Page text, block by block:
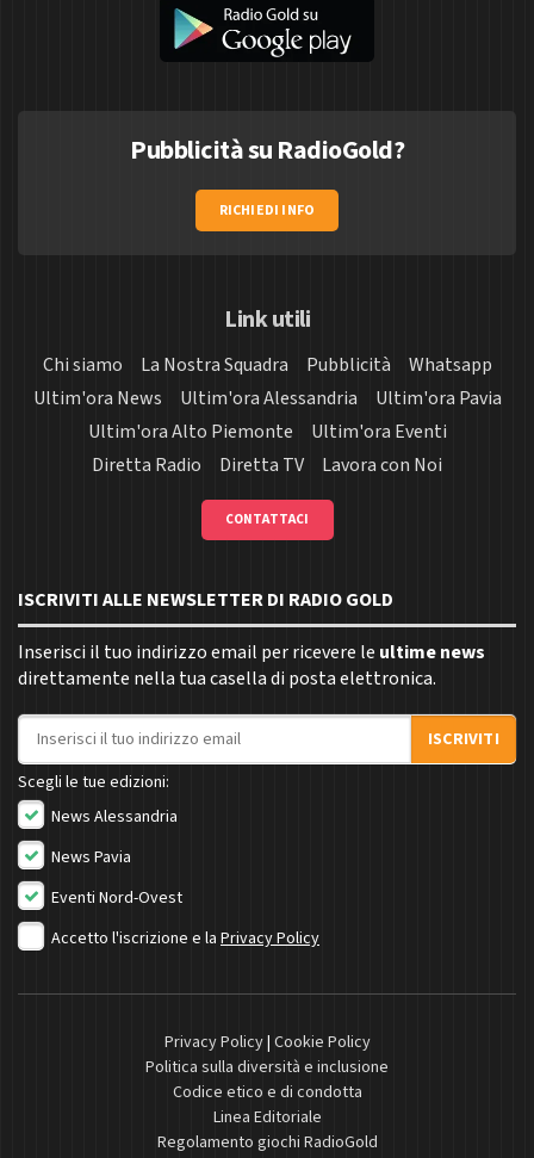
Pubblicità su RadioGold?
RICHIEDI INFO
Link utili
Chi siamo La Nostra Squadra Pubblicità
Whatsapp
Ultim'ora News
Ultim'ora Alessandria
Ultim'ora Pavia
Ultim'ora Alto Piemonte
Ultim'ora Eventi
Diretta Radio
Diretta TV Lavora con Noi
CONTATTACI
ISCRIVITI ALLE NEWSLETTER DI RADIO GOLD
Inserisci il tuo indirizzo email per ricevere le ultime news
direttamente nella tua casella di posta elettronica.
Indirizzo email
ISCRIVITI
Scegli le tue edizioni:
News Alessandria
News Pavia
Eventi Nord-Ovest
Accetto l'iscrizione e la Privacy Policy
Privacy Policy| Cookie Policy
Politica sulla diversità e inclusione
Codice etico e di condotta
Linea Editoriale
Regolamento giochi RadioGold